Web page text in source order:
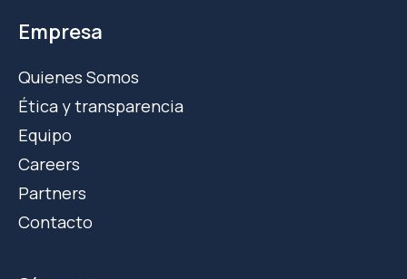
Empresa
Quienes Somos
Ética y transparencia
Equipo
Careers
Partners
Contacto